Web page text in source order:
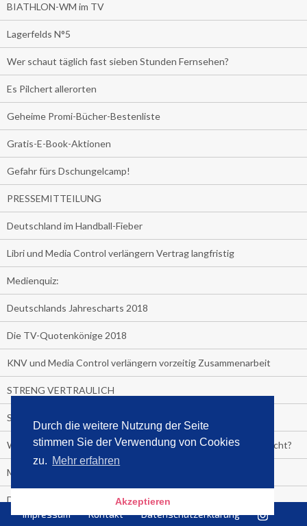
Durch die weitere Nutzung der Seite
stimmen Sie der Verwendung von Cookies
zu. Mehr erfahren
Akzeptieren
BIATHLON-WM im TV
Lagerfelds N°5
Wer schaut täglich fast sieben Stunden Fernsehen?
Es Pilchert allerorten
Geheime Promi-Bücher-Bestenliste
Gratis-E-Book-Aktionen
Gefahr fürs Dschungelcamp!
PRESSEMITTEILUNG
Deutschland im Handball-Fieber
Libri und Media Control verlängern Vertrag langfristig
Medienquiz:
Deutschlands Jahrescharts 2018
Die TV-Quotenkönige 2018
KNV und Media Control verlängern vorzeitig Zusammenarbeit
STRENG VERTRAULICH
Streaming verändert TV?
Welcher TV-Sender hat seine Marktanteile seit 2013 vervierfacht?
Michelle for President!
Das gruseligste Buch aller Zeiten
Impressum Kontakt Datenschutzerklärung